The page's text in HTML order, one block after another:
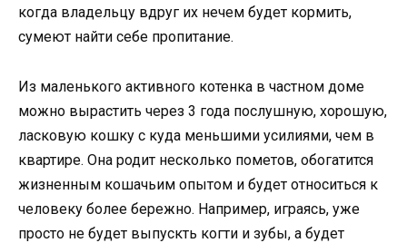
когда владельцу вдруг их нечем будет кормить,
сумеют найти себе пропитание.
Из маленького активного котенка в частном доме
можно вырастить через 3 года послушную, хорошую,
ласковую кошку с куда меньшими усилиями, чем в
квартире. Она родит несколько пометов, обогатится
жизненным кошачьим опытом и будет относиться к
человеку более бережно. Например, играясь, уже
просто не будет выпускть когти и зубы, а будет